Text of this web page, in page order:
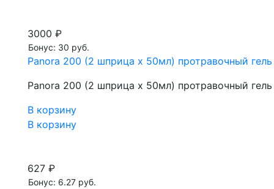
3000 ₽
Бонус: 30 руб.
Panora 200 (2 шприца х 50мл) протравочный гель
Panora 200 (2 шприца х 50мл) протравочный гель
В корзину
В корзину
627 ₽
Бонус: 6.27 руб.